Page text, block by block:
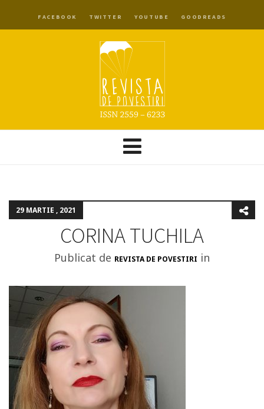
FACEBOOK TWITTER YOUTUBE GOODREADS
29 MARTIE , 2021
CORINA TUCHILA
Publicat de REVISTA DE POVESTIRI in